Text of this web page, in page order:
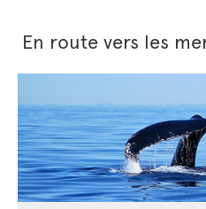
En route vers les